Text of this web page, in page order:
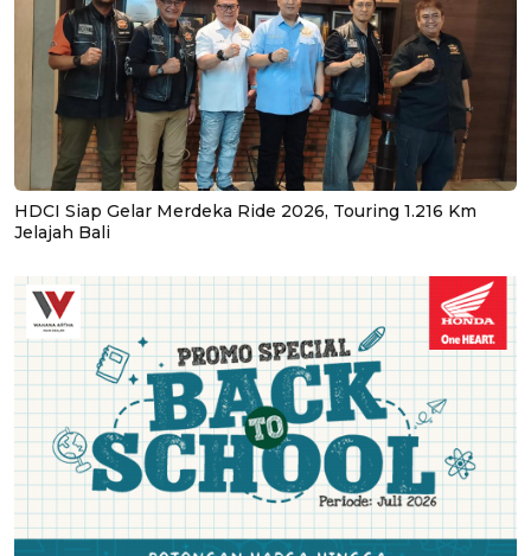
HDCI Siap Gelar Merdeka Ride 2026, Touring 1.216 Km
Jelajah Bali